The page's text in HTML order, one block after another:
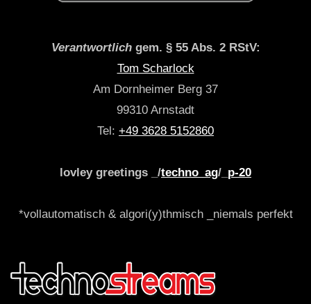
Verantwortlichgem. § 55 Abs. 2 RStV:
Tom Scharlock
Am Dornheimer Berg 37
99310 Arnstadt
Tel: +49 3628 5152860
lovley greetings _/techno_ag/_ p-20
*vollautomatisch & algori(y)thmisch _niemals perfekt